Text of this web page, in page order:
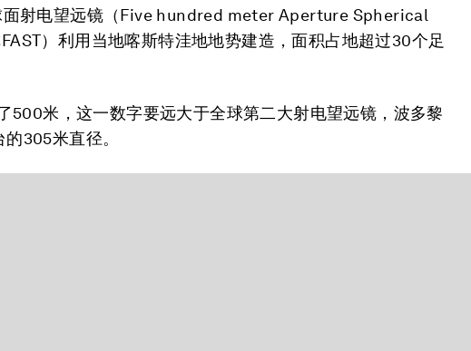
面射电望远镜（Five hundred meter Aperture Spherical
）利用当地喀斯特洼地地势建造，面积占地超过30个足
500米，这一数字要远大于全球第二大射电望远镜，波多黎
305米直径。